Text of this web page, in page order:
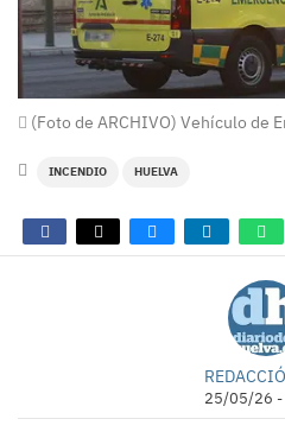
(Foto de ARCHIVO) Vehículo de
INCENDIO HUELVA
25/05/26